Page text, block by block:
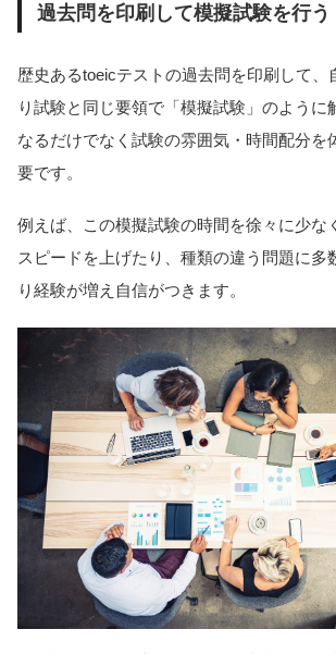
過去問を印刷して模擬試験を行う
歴史あるtoeicテストの過去問を印刷して、
り試験と同じ要領で「模擬試験」のように
なるだけでなく試験の雰囲気・時間配分を
要です。
例えば、この模擬試験の時間を徐々に少な
スピードを上げたり、種類の違う問題に多
り経験が増え自信がつきます。